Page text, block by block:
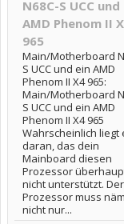
N68C-S UCC und
AMD Phenom II
965
Main/Motherboard
S UCC und ein AMD
Phenom II X4 965:
Main/Motherboard
S UCC und ein AMD
Phenom II X4 965
Wahrscheinlich liegt
daran, das dein
Mainboard diesen
Prozessor
nicht unterstützt. Der
Prozessor muss
nicht nur...